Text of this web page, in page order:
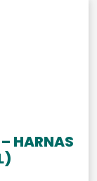
HARNAS